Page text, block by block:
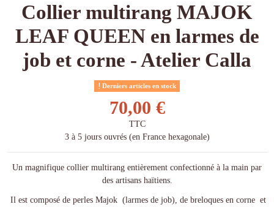
Collier multirang MAJOK
LEAF QUEEN en larmes de
job et corne - Atelier Calla
Derniers articles en stock
70,00 €
TTC
3 à 5 jours ouvrés (en France hexagonale)
Un magnifique collier multirang entièrement confectionné à la main par
des artisans haïtiens.
Il est composé de perles Majok (larmes de job), de breloques en corne et